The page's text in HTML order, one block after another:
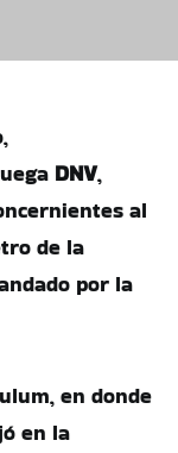
DNV,
al
de la
por la
en donde
en la